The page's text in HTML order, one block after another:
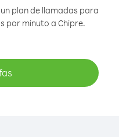
plan de llamadas para
por minuto a Chipre.